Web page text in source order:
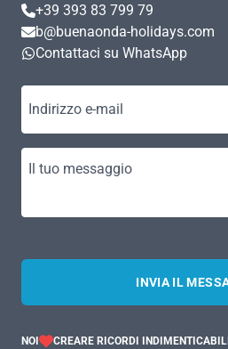
+39 393 83 799 79
b@buenaonda-holidays.com
Contattaci su WhatsApp
Indirizzo e-mail
Il tuo messaggio
INVIA IL
NOI CREARE RICORDI